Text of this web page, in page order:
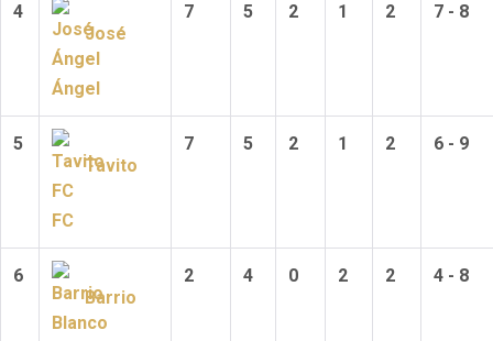
4
José
Ángel
7 5 2 1 2 7 - 8
5
Tavito
FC
7 5 2 1 2 6 - 9
6
Barrio
2 4 0 2 2 4 - 8